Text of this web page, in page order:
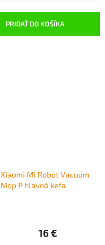
PRIDAŤ DO KOŠÍKA
Xiaomi Mi Robot Vacuum
Mop P hlavná kefa
16 €